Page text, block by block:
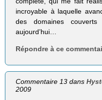
incroyable à laquelle
des domaines couverts
aujourd’hui…
Répondre à ce
Commentaire 13 dans
2009